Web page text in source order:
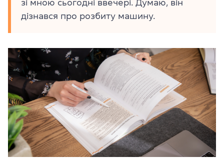
зі мною сьогодні ввечері. Думаю, він
дізнався про розбиту машину.